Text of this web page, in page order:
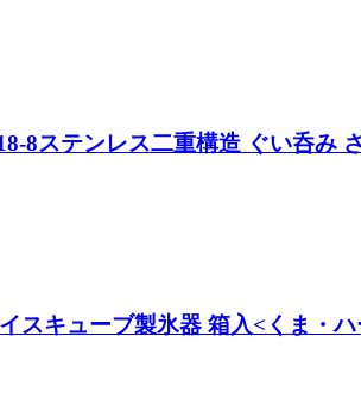
8ステンレス二重構造 ぐい呑み
スキューブ製氷器 箱入<くま・